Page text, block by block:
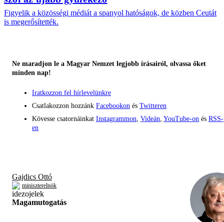
Figyelik a közösségi médiát a spanyol hatóságok, de közben Ceutát
is megerősítették.
Ne maradjon le a Magyar Nemzet legjobb írásairól, olvassa őket
minden nap!
Iratkozzon fel hírlevelünkre
Csatlakozzon hozzánk Facebookon és Twitteren
Kövesse csatornáinkat Instagrammon, Videán, YouTube-on és RSS-
en
Gajdics Ottó
miniszterelnök
Magamutogatás